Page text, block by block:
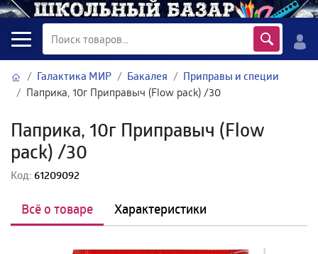
Галактика МИР Бакалея Приправы и специи
Паприка, 10г Приправыч (Flow pack) /30
Паприка, 10г Приправыч (Flow
pack) /30
Код: 61209092
Всё о товаре Характеристики